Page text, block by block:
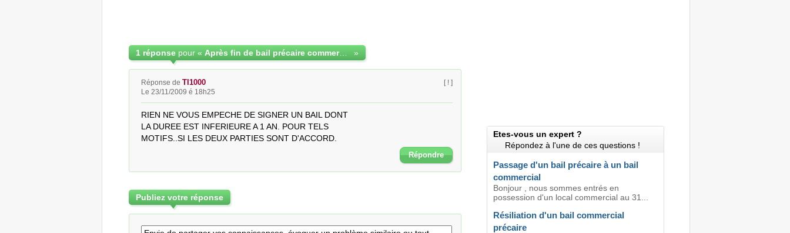
1 réponse pour « Après fin de bail précaire commercial »
Réponse de TI1000
Le 23/11/2009 é 18h25
[ ! ]
RIEN NE VOUS EMPECHE DE SIGNER UN BAIL DONT
LA DUREE EST INFERIEURE A 1 AN. POUR TELS
MOTIFS..SI LES DEUX PARTIES SONT D'ACCORD.
Répondre
Publiez votre réponse
Etes-vous un expert ?
Répondez à l'une de ces questions !
Passage d'un bail précaire à un bail
commercial
Bonjour , nous sommes entrés en
possession d'un local commercial au 31...
Résiliation d'un bail commercial
précaire